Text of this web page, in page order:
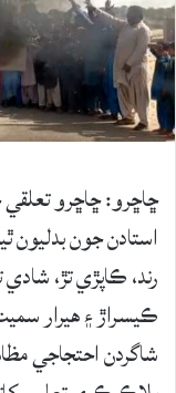
ڇاڇرو: ڇاڇرو
استادن جون بدليون
رند، ڪاپڙي تڙ، شادي
شاگردن احتجاجي